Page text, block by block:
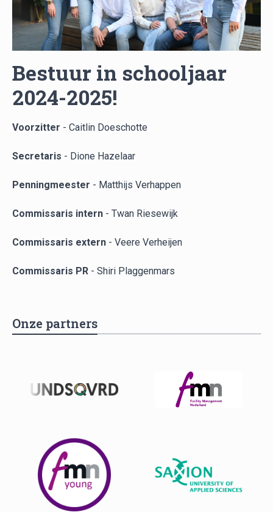
Bestuur in schooljaar
2024-2025!
Voorzitter - Caitlin Doeschotte
Secretaris - Dione Hazelaar
Penningmeester - Matthijs Verhappen
Commissaris intern - Twan Riesewijk
Commissaris extern - Veere Verheijen
Commissaris PR - Shiri Plaggenmars
Onze partners